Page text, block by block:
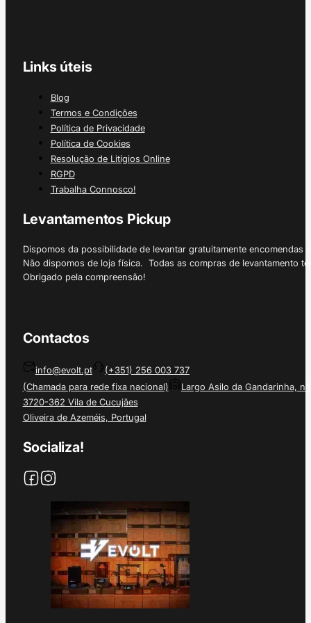
Links úteis
Blog
Termos e Condições
Política de Privacidade
Política de Cookies
Resolução de Litígios Online
RGPD
Trabalha Connosco!
Levantamentos Pickup
Dispomos da possibilidade de levantar gratuitamente
Não dispomos de loja física. Todas as compras de levantamento
Obrigado pela compreensão!
Contactos
info@evolt.pt
(+351) 256 003 737
(Chamada para rede fixa nacional)
Largo Asilo da Gandarinha, nº
3720-362 Vila de Cucujães
Oliveira de Azeméis, Portugal
Socializa!